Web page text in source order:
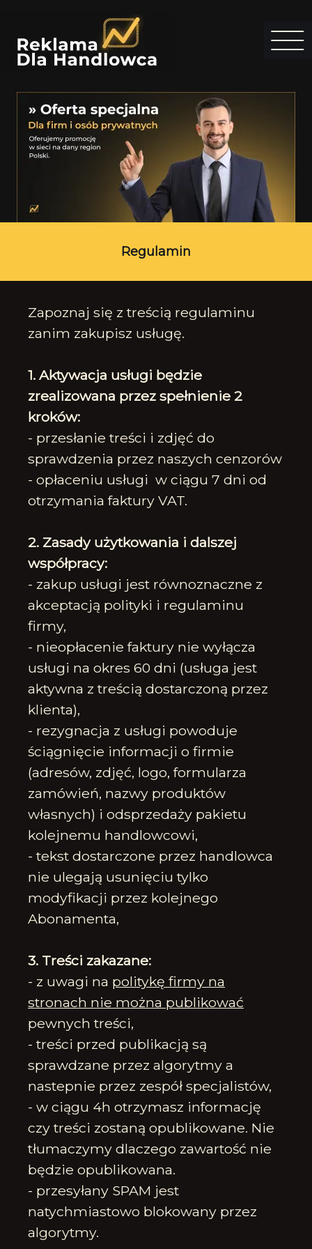
Regulamin
Zapoznaj się z treścią regulaminu
zanim zakupisz usługę.
1. Aktywacja usługi będzie
zrealizowana przez spełnienie 2
kroków:
- przesłanie treści i zdjęć do
sprawdzenia przez naszych cenzorów
- opłaceniu usługi w ciągu 7 dni od
otrzymania faktury VAT.
2. Zasady użytkowania i dalszej
współpracy:
- zakup usługi jest równoznaczne z
akceptacją polityki i regulaminu
firmy,
- nieopłacenie faktury nie wyłącza
usługi na okres 60 dni (usługa jest
aktywna z treścią dostarczoną przez
klienta),
- rezygnacja z usługi powoduje
ściągnięcie informacji o firmie
(adresów, zdjęć, logo, formularza
zamówień, nazwy produktów
własnych) i odsprzedaży pakietu
kolejnemu handlowcowi,
- tekst dostarczone przez handlowca
nie ulegają usunięciu tylko
modyfikacji przez kolejnego
Abonamenta,
3. Treści zakazane:
- z uwagi na politykę firmy na
stronach nie można publikować
pewnych treści,
- treści przed publikacją są
sprawdzane przez algorytmy a
nastepnie przez zespół specjalistów,
- w ciągu 4h otrzymasz informację
czy treści zostaną opublikowane. Nie
tłumaczymy dlaczego zawartość nie
będzie opublikowana.
- przesyłany SPAM jest
natychmiastowo blokowany przez
algorytmy.